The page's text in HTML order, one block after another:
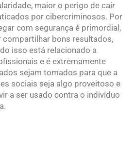
maior o perigo de cair
por cibercriminosos. Por
com segurança é primordial,
compartilhar bons resultados,
isso está relacionado a
e é extremamente
sejam tomados para que a
sociais seja algo proveitoso e
a ser usado contra o indivíduo